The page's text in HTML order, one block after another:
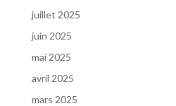
juillet 2025
juin 2025
mai 2025
avril 2025
mars 2025